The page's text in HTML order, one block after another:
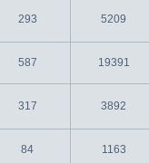
293 5209
587 19391
317 3892
84 1163